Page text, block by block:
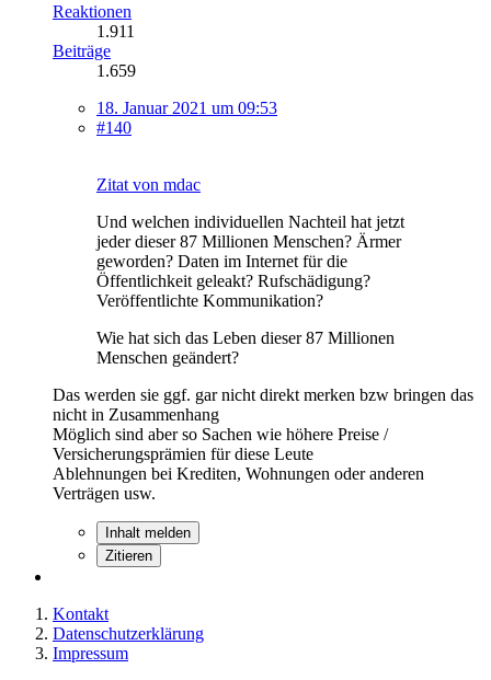
Reaktionen
1.911
Beiträge
1.659
18. Januar 2021 um 09:53
#140
Zitat von mdac
Und welchen individuellen Nachteil hat jetzt
jeder dieser 87 Millionen Menschen? Ärmer
geworden? Daten im Internet für die
Öffentlichkeit geleakt? Rufschädigung?
Veröffentlichte Kommunikation?
Wie hat sich das Leben dieser 87 Millionen
Menschen geändert?
Das werden sie ggf. gar nicht direkt merken bzw bringen das
nicht in Zusammenhang
Möglich sind aber so Sachen wie höhere Preise /
Versicherungsprämien für diese Leute
Ablehnungen bei Krediten, Wohnungen oder anderen
Verträgen usw.
Inhalt melden
Zitieren
Kontakt
Datenschutzerklärung
Impressum